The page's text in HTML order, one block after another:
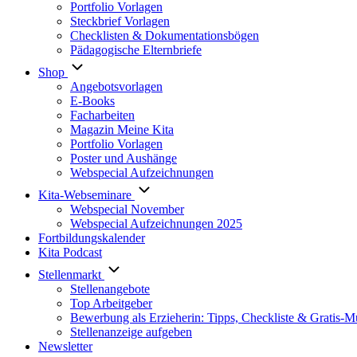
Portfolio Vorlagen
Steckbrief Vorlagen
Checklisten & Dokumentationsbögen
Pädagogische Elternbriefe
Shop
Angebotsvorlagen
E-Books
Facharbeiten
Magazin Meine Kita
Portfolio Vorlagen
Poster und Aushänge
Webspecial Aufzeichnungen
Kita-Webseminare
Webspecial November
Webspecial Aufzeichnungen 2025
Fortbildungskalender
Kita Podcast
Stellenmarkt
Stellenangebote
Top Arbeitgeber
Bewerbung als Erzieherin: Tipps, Checkliste & Gratis-
Stellenanzeige aufgeben
Newsletter